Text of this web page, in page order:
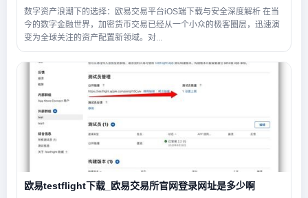
数字资产浪潮下的选择：欧易交易平台iOS端下载与安全深度解析 在当
今的数字金融世界，加密货币交易已经从一个小众的极客圈层，迅速演
变为全球关注的资产配置新领域。对...
欧易testflight下载_欧易交易所官网登录网址是多少啊